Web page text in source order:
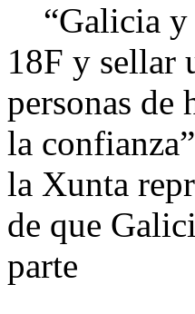
“Galicia y
18F y sellar
personas de
la
la Xunta
de que
parte